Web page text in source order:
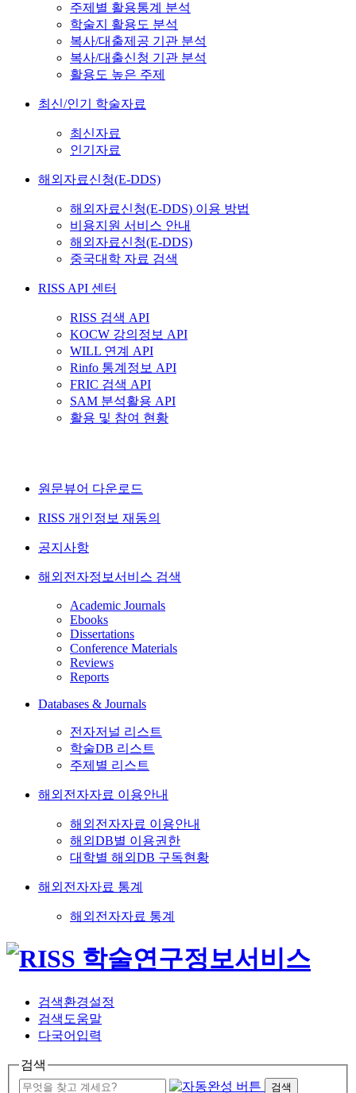
주제별 활용통계 분석
학술지 활용도 분석
복사/대출제공 기관 분석
복사/대출신청 기관 분석
활용도 높은 주제
최신/인기 학술자료
최신자료
인기자료
해외자료신청(E-DDS)
해외자료신청(E-DDS) 이용 방법
비용지원 서비스 안내
해외자료신청(E-DDS)
중국대학 자료 검색
RISS API 센터
RISS 검색 API
KOCW 강의정보 API
WILL 연계 API
Rinfo 통계정보 API
FRIC 검색 API
SAM 분석활용 API
활용 및 참여 현황
원문뷰어 다운로드
RISS 개인정보 재동의
공지사항
해외전자정보서비스 검색
Academic Journals
Ebooks
Dissertations
Conference Materials
Reviews
Reports
Databases & Journals
전자저널 리스트
학술DB 리스트
주제별 리스트
해외전자자료 이용안내
해외전자자료 이용안내
해외DB별 이용권한
대학별 해외DB 구독현황
해외전자자료 통계
해외전자자료 통계
검색환경설정
검색도움말
다국어입력
검색
검색